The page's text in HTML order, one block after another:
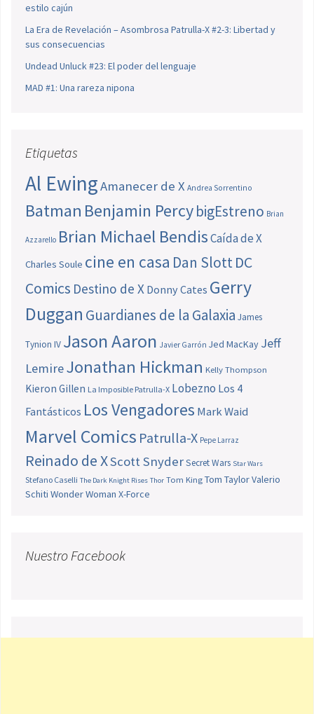
estilo cajún
La Era de Revelación – Asombrosa Patrulla-X #2-3: Libertad y
sus consecuencias
Undead Unluck #23: El poder del lenguaje
MAD #1: Una rareza nipona
Etiquetas
Al EwingAmanecer de X Andrea Sorrentino
Batman Benjamin PercybigEstreno Brian
Azzarello Brian Michael BendisCaída de X
Charles Soule cine en casa Dan SlottDC
Comics Destino de X Donny Cates Gerry
Duggan Guardianes de la Galaxia James
Tynion IV Jason Aaron Javier Garrón Jed MacKay Jeff
LemireJonathan Hickman Kelly Thompson
Kieron Gillen La Imposible Patrulla-X Lobezno Los 4
Fantásticos Los Vengadores Mark Waid
Marvel Comics Patrulla-X Pepe Larraz
Reinado de XScott SnyderSecret Wars Star Wars
Stefano Caselli The Dark Knight Rises Thor Tom King Tom TaylorValerio
Schiti Wonder Woman X-Force
Nuestro Facebook